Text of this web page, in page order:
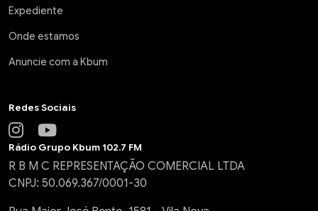
Expediente
Onde estamos
Anuncie com a Kbum
Redes Sociais
Rádio Grupo Kbum 102.7 FM
R B M C REPRESENTAÇÃO COMERCIAL LTDA
CNPJ: 50.069.367/0001-30